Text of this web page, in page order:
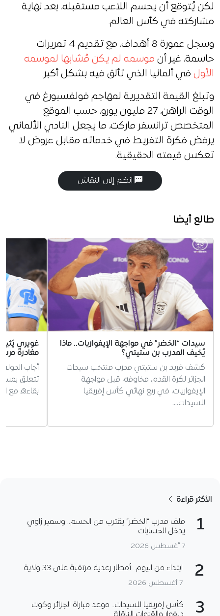
لكن يُتوقع أن يحسم اللاعب مستقبله، بعد نهاية
مشاركته في كأس العالم.
وسجل عمورة 8 أهداف، مع تقديم 4 تمريرات
حاسمة، غير أن موسمه لم يكن مُشابها لموسمه
الأول في ألمانيا الذي تألق فيه بشكل أكبر.
وتبلغ القيمة التقديرية لمهاجم فولفسبورغ في
الوقت الراهن، 27 مليون يورو، حسب الموقع
المتخصص ترانسفر ماركت، ما يجعل النادي الألماني
يرفض فكرة التفريط في خدماته مقابل عروض لا
تعكس قيمته الحقيقية.
انضم إلى النقاش
طالع أيضا
سيدات “الخضر” في مواجهة الإيفواريات.. ماذا
يُخيف المدرب بن ستيتي؟
كشف فريد بن ستيتي مدرب منتخب سيدات
الجزائر لكرة القدم، مخاوفه، قبل مواجهة
الإيفواريات، في ربع نهائي كأس إفريقيا
للسيدات،…
غويري
مغادرة
أجاب
تتعلق
بقاءه مع
الأكثر قراءة
1
ملف مدرب “الخضر” يقترب من الحسم.. وسمير زاوي
يدخل الحسابات
7 أغسطس 2026
2 ابتداء من اليوم.. أمطار رعدية مرتقبة على 33 ولاية
7 أغسطس 2026
3
كأس إفريقيا للسيدات.. موعد مباراة الجزائر وكوت